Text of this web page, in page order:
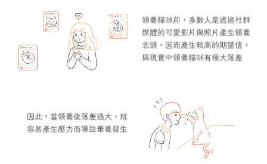
領養貓咪前，多數人是透過社群
媒體的可愛影片與照片產生領養
念頭，因而產生較高的期望值，
與現實中領養貓咪有極大落差
因此，當領養後落差過大，就
容易產生壓力而導致棄養發生